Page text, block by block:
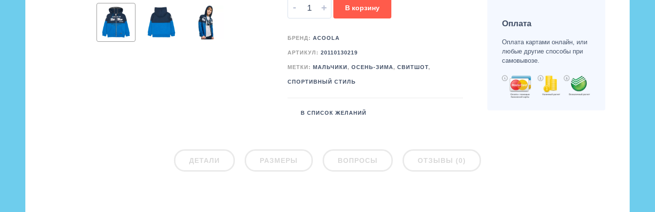
- + В корзину
БРЕНД: ACOOLA
АРТИКУЛ: 20110130219
МЕТКИ: МАЛЬЧИКИ , ОСЕНЬ-ЗИМА, СВИТШОТ,
СПОРТИВНЫЙ СТИЛЬ
В СПИСОК ЖЕЛАНИЙ
Оплата
Оплата картами онлайн, или
любые другие способы при
самовывозе.
ДЕТАЛИ РАЗМЕРЫ ВОПРОСЫ ОТЗЫВЫ (0)